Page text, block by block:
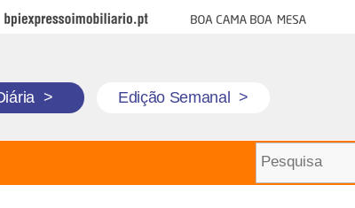
BPI Expresso Imobiliário Boa cama boa mesa
> Edição Semanal >